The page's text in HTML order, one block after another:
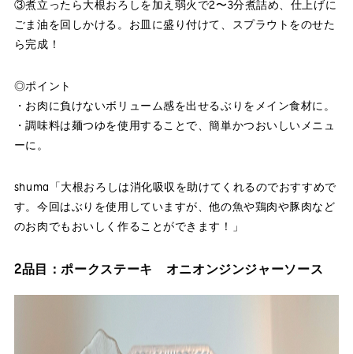
③煮立ったら大根おろしを加え弱火で2〜3分煮詰め、仕上げに
ごま油を回しかける。お皿に盛り付けて、スプラウトをのせた
ら完成！
◎ポイント
・お肉に負けないボリューム感を出せるぶりをメイン食材に。
・調味料は麺つゆを使用することで、簡単かつおいしいメニュ
ーに。
shuma「大根おろしは消化吸収を助けてくれるのでおすすめで
す。今回はぶりを使用していますが、他の魚や鶏肉や豚肉など
のお肉でもおいしく作ることができます！」
2品目：ポークステーキ オニオンジンジャーソース